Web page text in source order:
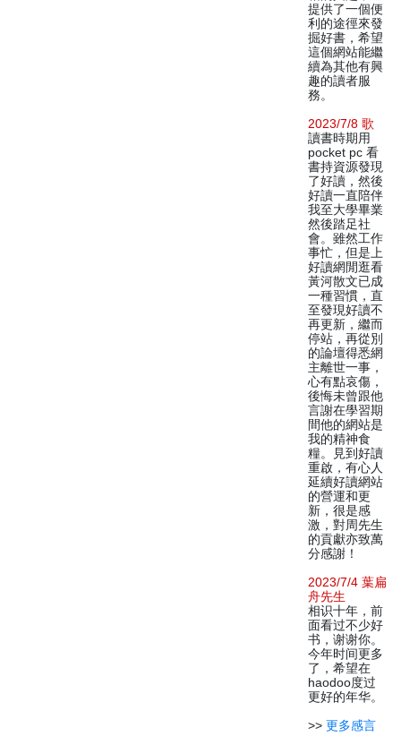
提供了一個便
利的途徑來發
掘好書，希望
這個網站能繼
續為其他有興
趣的讀者服
務。
2023/7/8 歌
讀書時期用
pocket pc 看
書持資源發現
了好讀，然後
好讀一直陪伴
我至大學畢業
然後踏足社
會。雖然工作
事忙，但是上
好讀網閒逛看
黃河散文已成
一種習慣，直
至發現好讀不
再更新，繼而
停站，再從別
的論壇得悉網
主離世一事，
心有點哀傷，
後悔未曾跟他
言謝在學習期
間他的網站是
我的精神食
糧。見到好讀
重啟，有心人
延續好讀網站
的營運和更
新，很是感
激，對周先生
的貢獻亦致萬
分感謝！
2023/7/4 葉扁
舟先生
相识十年，前
面看过不少好
书，谢谢你。
今年时间更多
了，希望在
haodoo度过
更好的年华。
>> 更多感言